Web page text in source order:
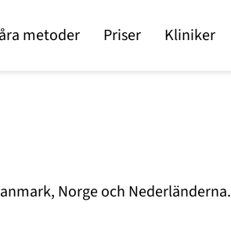
metoder Priser Kliniker
Norge och Nederländerna.